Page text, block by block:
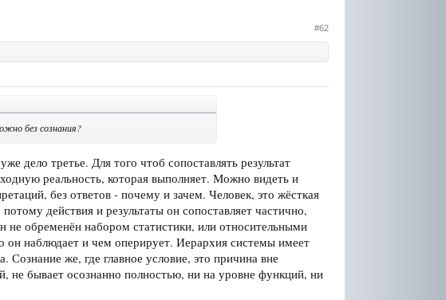
#62
без сознания?
дело третье. Для того чтоб сопоставлять результат
реальность, которая выполняет. Можно видеть и
без ответов - почему и зачем. Человек, это жёсткая
действия и результаты он сопоставляет частично,
обременён набором статистики, или относительными
он наблюдает и чем оперирует. Иерархия системы имеет
же, где главное условие, это причина вне
не бывает осознанно полностью, ни на уровне функций, ни